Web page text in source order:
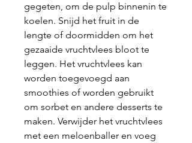
gegeten, om de pulp binnenin te
koelen. Snijd het fruit in de
lengte of doormidden om het
gezaaide vruchtvlees bloot te
leggen. Het vruchtvlees kan
worden toegevoegd aan
smoothies of worden gebruikt
om sorbet en andere desserts te
maken. Verwijder het vruchtvlees
met een meloenballer en voeg